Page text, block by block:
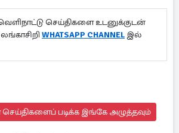
செய்திகளை உடனுக்குடன்
WHATSAPP CHANNEL இல்
செய்திகளைப் படிக்க இங்கே அழுத்தவும்